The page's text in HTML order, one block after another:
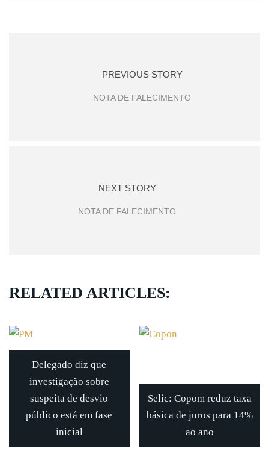
PREVIOUS STORY
NOTA DE FALECIMENTO
NEXT STORY
NOTA DE FALECIMENTO
RELATED ARTICLES:
Delegado diz que
investigação sobre
suspeita de desvio
público está em fase
inicial
Selic: Copom reduz taxa
básica de juros para 14%
ao ano